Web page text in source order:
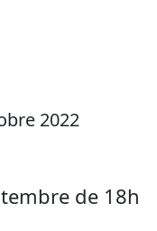
2022
de 18h